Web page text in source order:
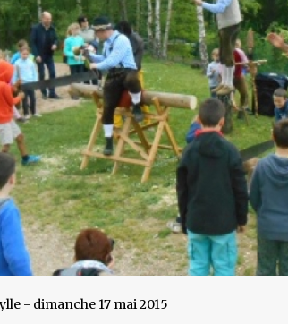
- dimanche 17 mai 2015